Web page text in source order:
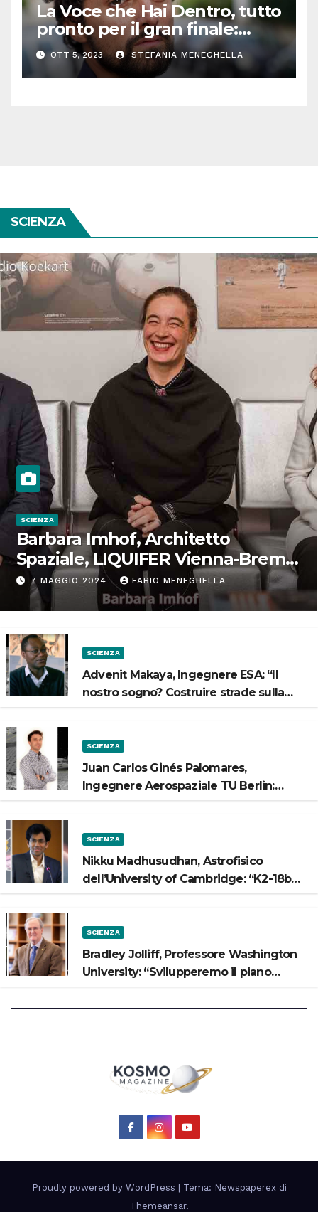
La Voce che Hai Dentro, tutto
pronto per il gran finale:
parla Roberto Oliveri
OTT 5, 2023 STEFANIA MENEGHELLA
SCIENZA
SCIENZA
Barbara Imhof, Architetto
Spaziale, LIQUIFER Vienna-Brema:
“Progettiamo habitat per lo
Spazio”
7 MAGGIO 2024 FABIO MENEGHELLA
SCIENZA
Advenit Makaya, Ingegnere ESA: “Il
nostro sogno? Costruire strade sulla
SCIENZA
Juan Carlos Ginés Palomares,
Ingegnere Aerospaziale TU Berlin:
SCIENZA
Nikku Madhusudhan, Astrofisico
dell’University of Cambridge: “K2-18b
SCIENZA
Bradley Jolliff, Professore Washington
University: “Svilupperemo il piano
Proudly powered by WordPress
Tema: Newspaperex di
Themeansar.